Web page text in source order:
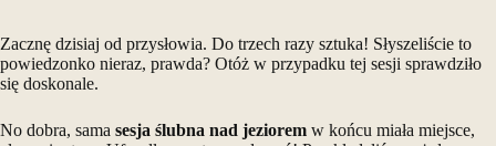
Zacznę dzisiaj od przysłowia. Do trzech razy sztuka! Słyszeliście to
powiedzonko nieraz, prawda? Otóż w przypadku tej sesji sprawdziło
się doskonale.
No dobra, sama sesja ślubna nad jeziorem w końcu miała miejsce,